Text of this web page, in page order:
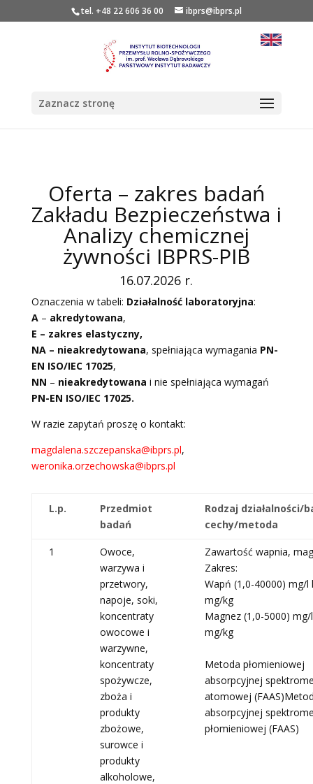
tel. +48 22 606 36 00 ibprs@ibprs.pl
Zaznacz stronę
Oferta – zakres badań
Zakładu Bezpieczeństwa i
Analizy chemicznej
żywności IBPRS-PIB
16.07.2026 r.
Oznaczenia w tabeli: Działalność laboratoryjna:
A– akredytowana,
E – zakres elastyczny,
NA – nieakredytowana, spełniająca wymagania PN-
EN ISO/IEC 17025,
NN – nieakredytowana i nie spełniająca wymagań
PN-EN ISO/IEC 17025.
W razie zapytań proszę o kontakt:
magdalena.szczepanska@ibprs.pl,
weronika.orzechowska@ibprs.pl
L.p.
Przedmiot
badań
Rodzaj działalności/
cechy/metoda
1
Owoce,
warzywa i
przetwory,
napoje, soki,
koncentraty
owocowe i
warzywne,
koncentraty
spożywcze,
zboża i
produkty
zbożowe,
surowce i
produkty
alkoholowe,
Zawartość wapnia,
Zakres:
Wapń (1,0-40000) mg/l
mg/kg
Magnez (1,0-5000) mg/
mg/kg
Metoda płomieniowej
absorpcyjnej
atomowej
absorpcyjnej
płomieniowej (FAAS)